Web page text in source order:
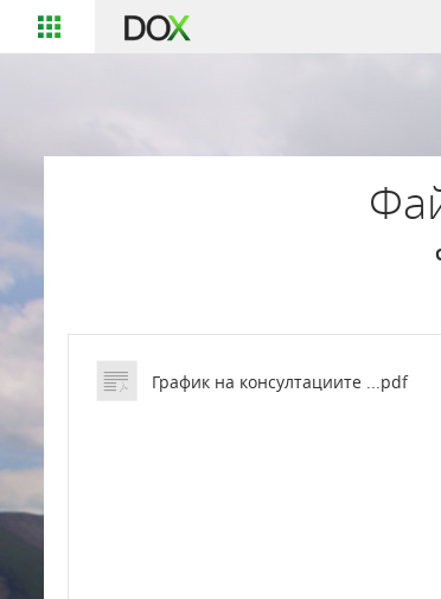
График на консултациите ...pdf